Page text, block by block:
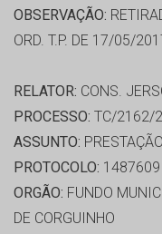
OBSERVAÇÃO:
ORD. T.P. DE 17/05/
RELATOR: CONS.
PROCESSO: TC/2162/
ASSUNTO:
PROTOCOLO: 1487609
ORGÃO: FUNDO
DE CORGUINHO